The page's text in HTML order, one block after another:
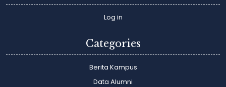
Log in
Categories
Berita Kampus
Data Alumni